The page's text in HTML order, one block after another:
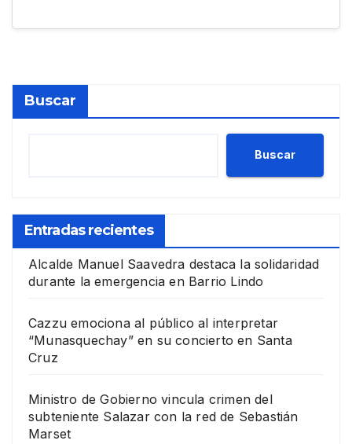
Buscar
Buscar
Entradas recientes
Alcalde Manuel Saavedra destaca la solidaridad
durante la emergencia en Barrio Lindo
Cazzu emociona al público al interpretar
“Munasquechay” en su concierto en Santa
Cruz
Ministro de Gobierno vincula crimen del
subteniente Salazar con la red de Sebastián
Marset